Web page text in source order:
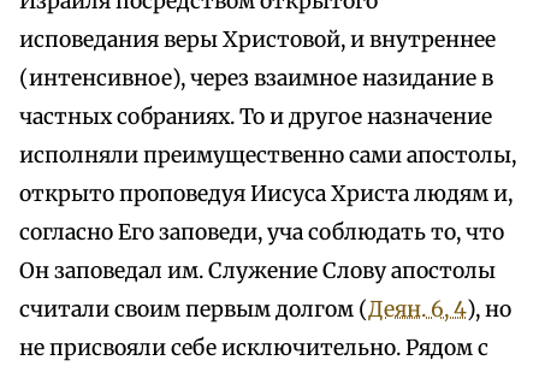
исповедания веры Христовой, и внутреннее
(интенсивное), через взаимное назидание в
частных собраниях. То и другое назначение
исполняли преимущественно сами апостолы,
открыто проповедуя Иисуса Христа людям и,
согласно Его заповеди, уча соблюдать то, что
Он заповедал им. Служение Слову апостолы
считали своим первым долгом (Деян. 6, 4), но
не присвояли себе исключительно. Рядом с